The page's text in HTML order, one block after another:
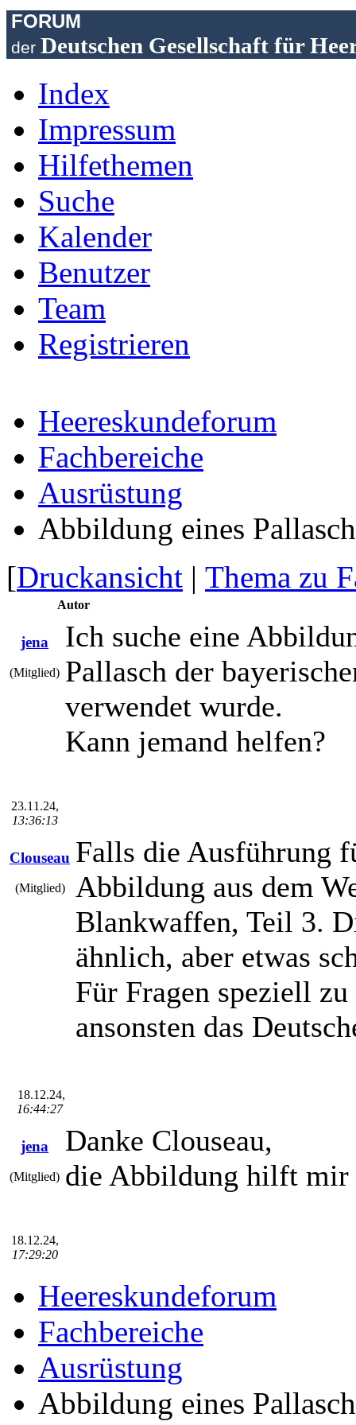
FORUM
der Deutschen Gesellschaft für
Index
Impressum
Hilfethemen
Suche
Kalender
Benutzer
Team
Registrieren
Heereskundeforum
Fachbereiche
Ausrüstung
Abbildung eines
[Druckansicht | Thema zu
Autor
jena
(Mitglied)
Ich suche eine
Pallasch der
verwendet wurde.
Kann jemand helfen?
23.11.24,
13:36:13
Clouseau
(Mitglied)
Falls die Ausführung
Abbildung aus dem
Blankwaffen, Teil 3.
ähnlich, aber etwas
Für Fragen speziell
ansonsten das
18.12.24,
16:44:27
jena
(Mitglied)
Danke Clouseau,
die Abbildung hilft mir
18.12.24,
17:29:20
Heereskundeforum
Fachbereiche
Ausrüstung
Abbildung eines